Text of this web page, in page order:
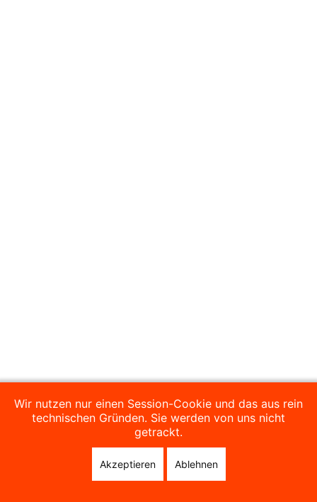
Wir nutzen nur einen Session-Cookie und das aus rein
technischen Gründen. Sie werden von uns nicht
getrackt.
Akzeptieren Ablehnen